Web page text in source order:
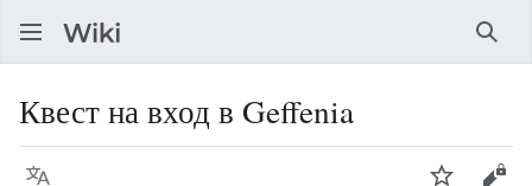
Квест на вход в Geffenia